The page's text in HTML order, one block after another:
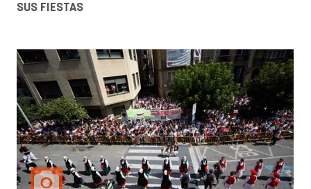
SUS FIESTAS